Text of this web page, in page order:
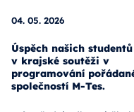
04. 05. 2026
Úspěch našich studentů
v krajské soutěži v
programování
společností M-Tes.